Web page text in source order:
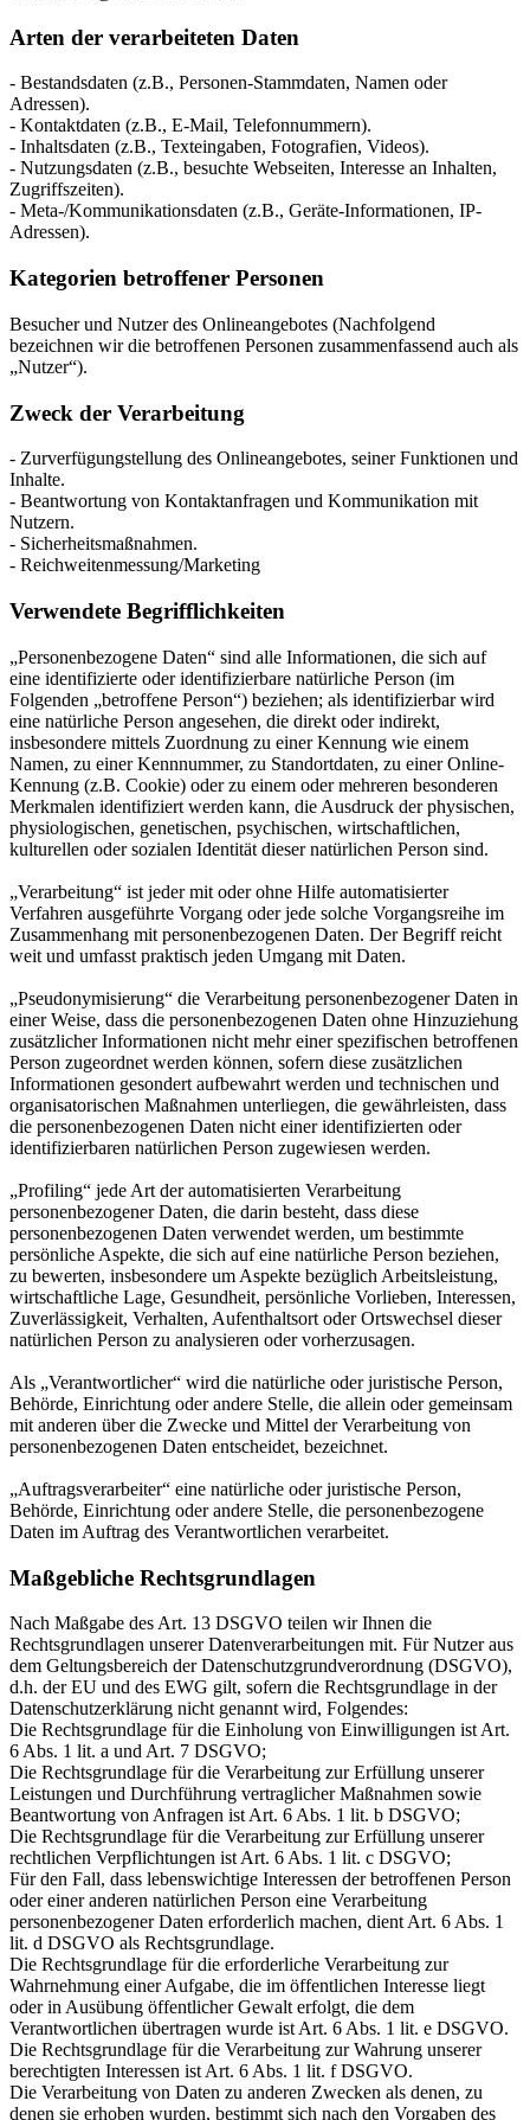
Arten der verarbeiteten Daten
- Bestandsdaten (z.B., Personen-Stammdaten, Namen oder
Adressen).
- Kontaktdaten (z.B., E-Mail, Telefonnummern).
- Inhaltsdaten (z.B., Texteingaben, Fotografien, Videos).
- Nutzungsdaten (z.B., besuchte Webseiten, Interesse an Inhalten,
Zugriffszeiten).
- Meta-/Kommunikationsdaten (z.B., Geräte-Informationen, IP-
Adressen).
Kategorien betroffener Personen
Besucher und Nutzer des Onlineangebotes (Nachfolgend
bezeichnen wir die betroffenen Personen zusammenfassend auch als
„Nutzer“).
Zweck der Verarbeitung
- Zurverfügungstellung des Onlineangebotes, seiner Funktionen und
Inhalte.
- Beantwortung von Kontaktanfragen und Kommunikation mit
Nutzern.
- Sicherheitsmaßnahmen.
- Reichweitenmessung/Marketing
Verwendete Begrifflichkeiten
„Personenbezogene Daten“ sind alle Informationen, die sich auf
eine identifizierte oder identifizierbare natürliche Person (im
Folgenden „betroffene Person“) beziehen; als identifizierbar wird
eine natürliche Person angesehen, die direkt oder indirekt,
insbesondere mittels Zuordnung zu einer Kennung wie einem
Namen, zu einer Kennnummer, zu Standortdaten, zu einer Online-
Kennung (z.B. Cookie) oder zu einem oder mehreren besonderen
Merkmalen identifiziert werden kann, die Ausdruck der physischen,
physiologischen, genetischen, psychischen, wirtschaftlichen,
kulturellen oder sozialen Identität dieser natürlichen Person sind.
„Verarbeitung“ ist jeder mit oder ohne Hilfe automatisierter
Verfahren ausgeführte Vorgang oder jede solche Vorgangsreihe im
Zusammenhang mit personenbezogenen Daten. Der Begriff reicht
weit und umfasst praktisch jeden Umgang mit Daten.
„Pseudonymisierung“ die Verarbeitung personenbezogener Daten in
einer Weise, dass die personenbezogenen Daten ohne Hinzuziehung
zusätzlicher Informationen nicht mehr einer spezifischen betroffenen
Person zugeordnet werden können, sofern diese zusätzlichen
Informationen gesondert aufbewahrt werden und technischen und
organisatorischen Maßnahmen unterliegen, die gewährleisten, dass
die personenbezogenen Daten nicht einer identifizierten oder
identifizierbaren natürlichen Person zugewiesen werden.
„Profiling“ jede Art der automatisierten Verarbeitung
personenbezogener Daten, die darin besteht, dass diese
personenbezogenen Daten verwendet werden, um bestimmte
persönliche Aspekte, die sich auf eine natürliche Person beziehen,
zu bewerten, insbesondere um Aspekte bezüglich Arbeitsleistung,
wirtschaftliche Lage, Gesundheit, persönliche Vorlieben, Interessen,
Zuverlässigkeit, Verhalten, Aufenthaltsort oder Ortswechsel dieser
natürlichen Person zu analysieren oder vorherzusagen.
Als „Verantwortlicher“ wird die natürliche oder juristische Person,
Behörde, Einrichtung oder andere Stelle, die allein oder gemeinsam
mit anderen über die Zwecke und Mittel der Verarbeitung von
personenbezogenen Daten entscheidet, bezeichnet.
„Auftragsverarbeiter“ eine natürliche oder juristische Person,
Behörde, Einrichtung oder andere Stelle, die personenbezogene
Daten im Auftrag des Verantwortlichen verarbeitet.
Maßgebliche Rechtsgrundlagen
Nach Maßgabe des Art. 13 DSGVO teilen wir Ihnen die
Rechtsgrundlagen unserer Datenverarbeitungen mit. Für Nutzer aus
dem Geltungsbereich der Datenschutzgrundverordnung (DSGVO),
d.h. der EU und des EWG gilt, sofern die Rechtsgrundlage in der
Datenschutzerklärung nicht genannt wird, Folgendes:
Die Rechtsgrundlage für die Einholung von Einwilligungen ist Art.
6 Abs. 1 lit. a und Art. 7 DSGVO;
Die Rechtsgrundlage für die Verarbeitung zur Erfüllung unserer
Leistungen und Durchführung vertraglicher Maßnahmen sowie
Beantwortung von Anfragen ist Art. 6 Abs. 1 lit. b DSGVO;
Die Rechtsgrundlage für die Verarbeitung zur Erfüllung unserer
rechtlichen Verpflichtungen ist Art. 6 Abs. 1 lit. c DSGVO;
Für den Fall, dass lebenswichtige Interessen der betroffenen Person
oder einer anderen natürlichen Person eine Verarbeitung
personenbezogener Daten erforderlich machen, dient Art. 6 Abs. 1
lit. d DSGVO als Rechtsgrundlage.
Die Rechtsgrundlage für die erforderliche Verarbeitung zur
Wahrnehmung einer Aufgabe, die im öffentlichen Interesse liegt
oder in Ausübung öffentlicher Gewalt erfolgt, die dem
Verantwortlichen übertragen wurde ist Art. 6 Abs. 1 lit. e DSGVO.
Die Rechtsgrundlage für die Verarbeitung zur Wahrung unserer
berechtigten Interessen ist Art. 6 Abs. 1 lit. f DSGVO.
Die Verarbeitung von Daten zu anderen Zwecken als denen, zu
denen sie erhoben wurden, bestimmt sich nach den Vorgaben des